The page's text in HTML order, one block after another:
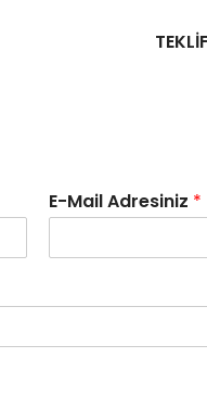
E-Mail Adresiniz *